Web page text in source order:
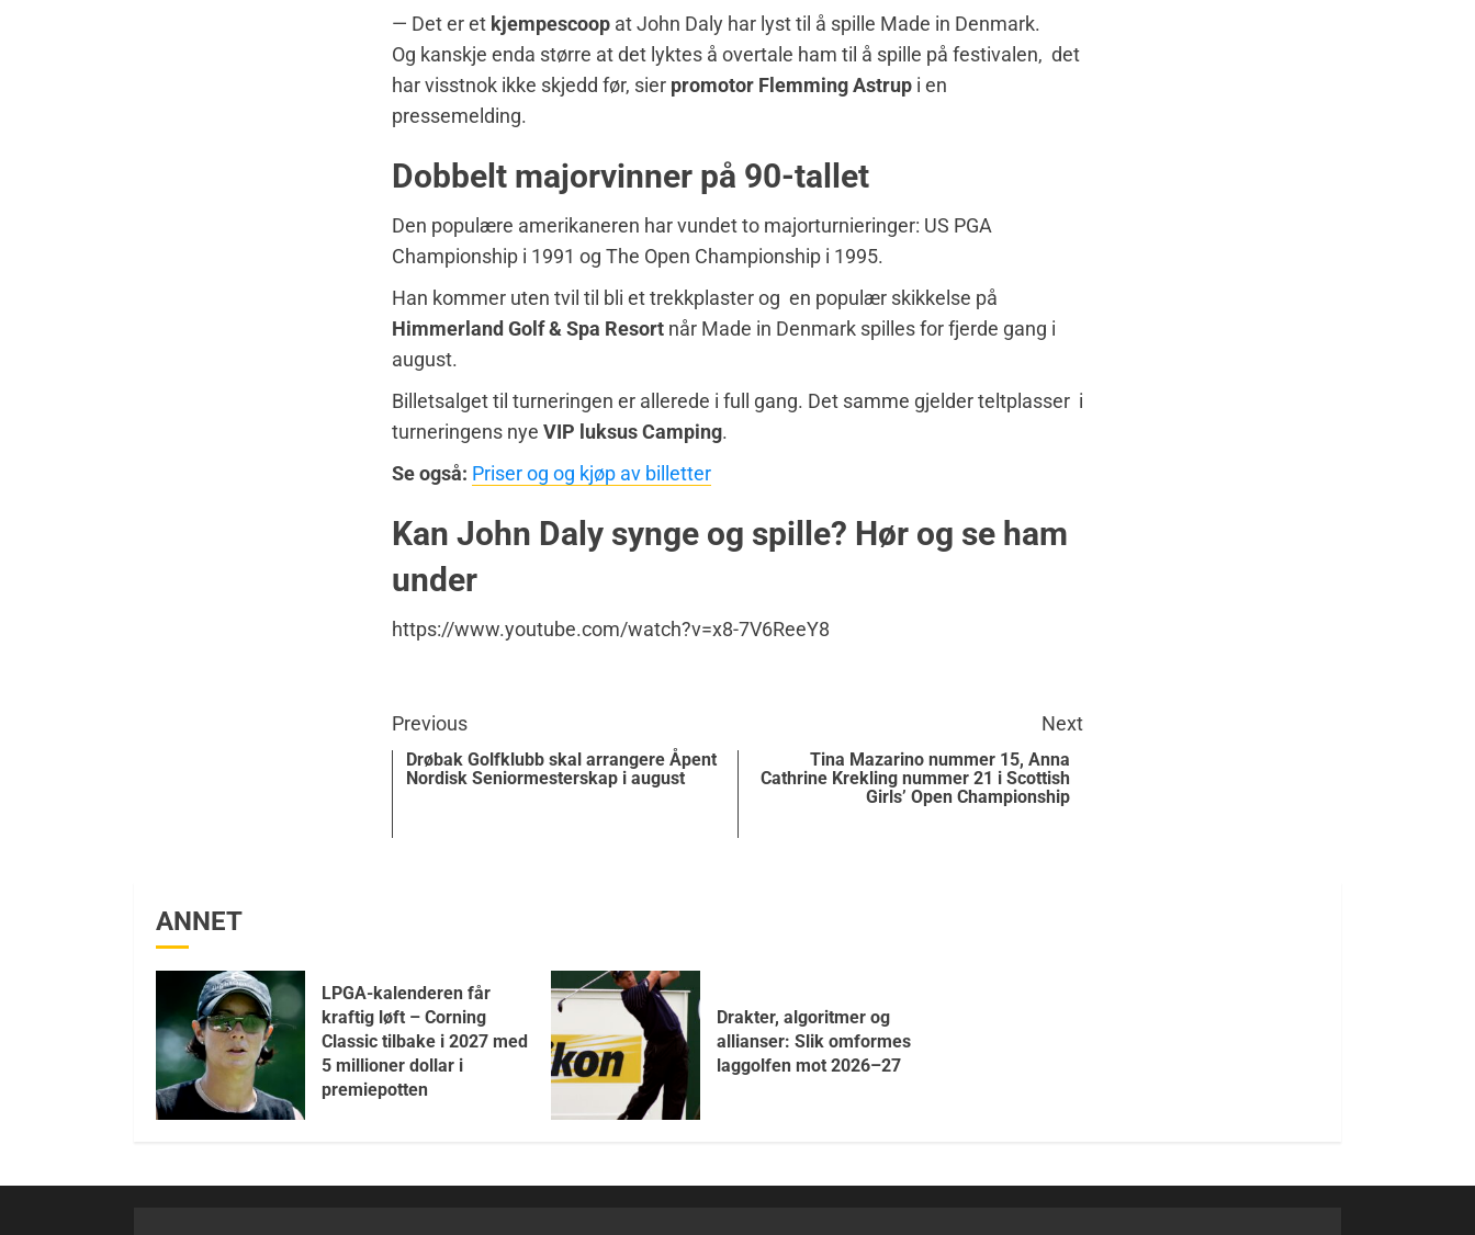
— Det er et kjempescoop at John Daly har lyst til å spille Made in Denmark.
Og kanskje enda større at det lyktes å overtale ham til å spille på festivalen, det
har visstnok ikke skjedd før, sier promotor Flemming Astrup i en
pressemelding.
Dobbelt majorvinner på 90-tallet
Den populære amerikaneren har vundet to majorturnieringer: US PGA
Championship i 1991 og The Open Championship i 1995.
Han kommer uten tvil til bli et trekkplaster og en populær skikkelse på
Himmerland Golf & Spa Resort når Made in Denmark spilles for fjerde gang i
august.
Billetsalget til turneringen er allerede i full gang. Det samme gjelder teltplasser i
turneringens nye VIP luksus Camping.
Se også: Priser og og kjøp av billetter
Kan John Daly synge og spille? Hør og se ham
under
https://www.youtube.com/watch?v=x8-7V6ReeY8
Previous
Drøbak Golfklubb skal arrangere Åpent
Nordisk Seniormesterskap i august
Next
Tina Mazarino nummer 15, Anna
Cathrine Krekling nummer 21 i Scottish
Girls’ Open Championship
ANNET
LPGA-kalenderen får
kraftig løft – Corning
Classic tilbake i 2027 med
5 millioner dollar i
premiepotten
Drakter, algoritmer og
allianser: Slik omformes
laggolfen mot 2026–27